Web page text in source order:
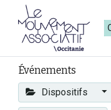
Événements
Dispositifs